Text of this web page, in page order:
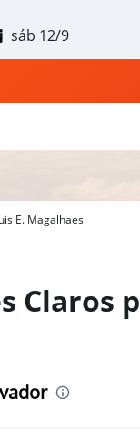
sáb 12/9
E. Magalhaes
Claros